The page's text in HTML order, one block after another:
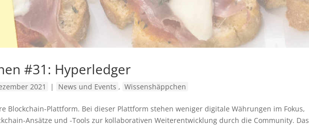
#31: Hyperledger
2021 | News und Events , Wissenshäppchen
Blockchain-Plattform. Bei dieser Plattform stehen weniger digitale Währungen im Fokus,
Ansätze und -Tools zur kollaborativen Weiterentwicklung durch die Community. Das